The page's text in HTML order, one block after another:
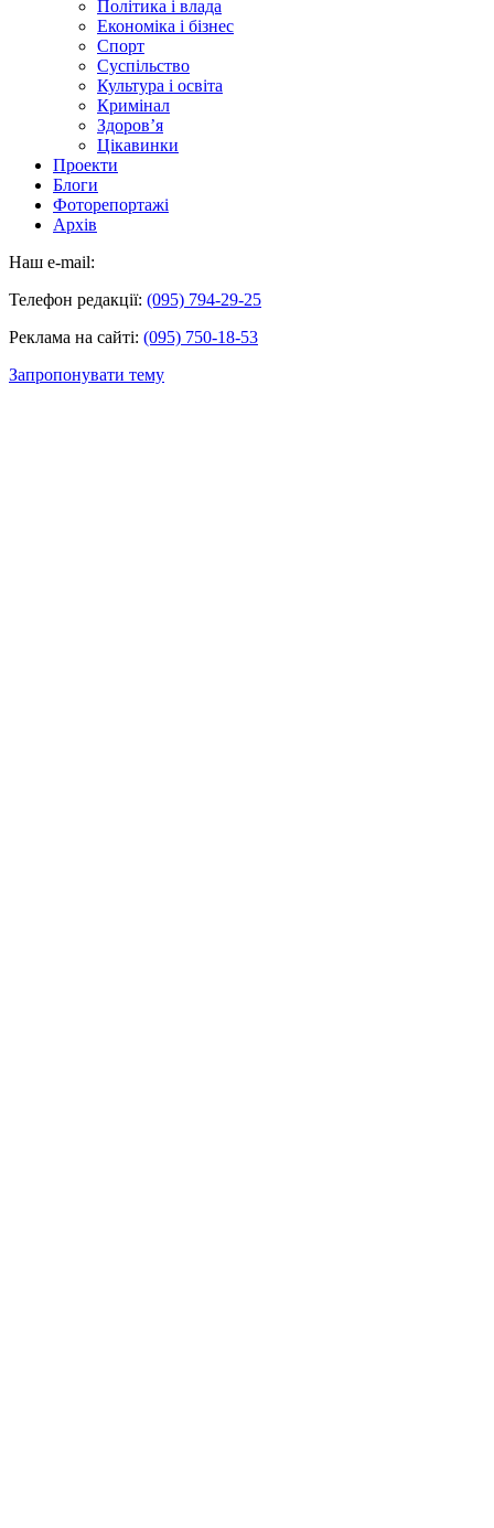
Політика і влада
Економіка і бізнес
Спорт
Суспільство
Культура і освіта
Кримінал
Здоров’я
Цікавинки
Проекти
Блоги
Фоторепортажі
Архів
Наш e-mail:
Телефон редакції: (095) 794-29-25
Реклама на сайті: (095) 750-18-53
Запропонувати тему